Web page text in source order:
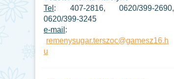
Tel : 407-2816, 0620/399-2690,
0620/399-3245
e-mail :
remenysugar.terszoc@gamesz16.h
u